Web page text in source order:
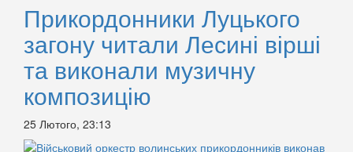
Прикордонники Луцького
загону читали Лесині вірші
та виконали музичну
композицію
25 Лютого, 23:13